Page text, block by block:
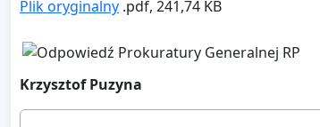
Plik oryginalny .pdf, 241,74 KB
Krzysztof Puzyna